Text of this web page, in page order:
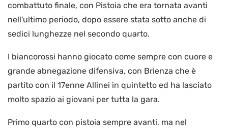
combattuto finale, con Pistoia che era tornata avanti
nell'ultimo periodo, dopo essere stata sotto anche di
sedici lunghezze nel secondo quarto.
I biancorossi hanno giocato come sempre con cuore e
grande abnegazione difensiva, con Brienza che è
partito con il 17enne Allinei in quintetto ed ha lasciato
molto spazio ai giovani per tutta la gara.
Primo quarto con pistoia sempre avanti, ma nel